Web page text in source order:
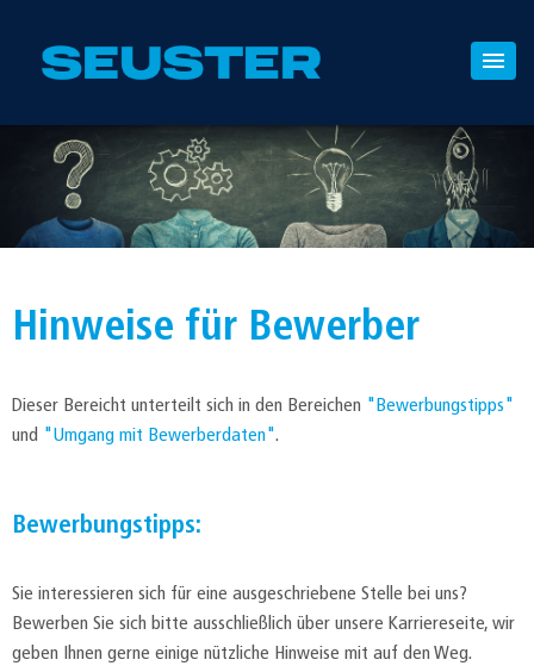
Hinweise für Bewerber
Dieser Bereicht unterteilt sich in den Bereichen "Bewerbungstipps"
und "Umgang mit Bewerberdaten".
Bewerbungstipps:
Sie interessieren sich für eine ausgeschriebene Stelle bei uns?
Bewerben Sie sich bitte ausschließlich über unsere Karriereseite, wir
geben Ihnen gerne einige nützliche Hinweise mit auf den Weg.